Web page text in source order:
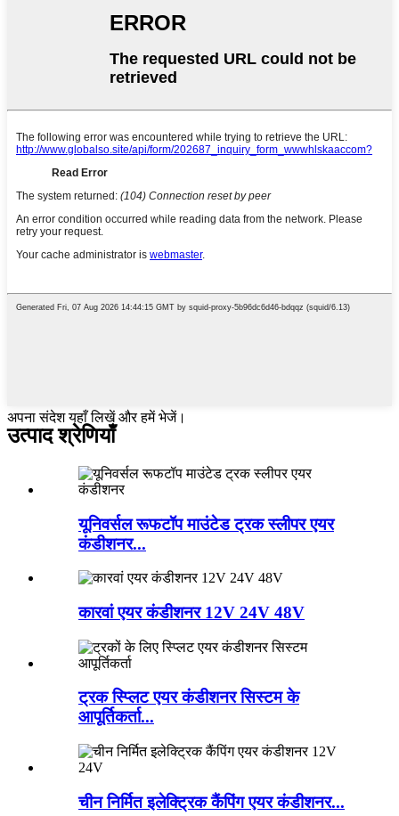
अपना संदेश यहाँ लिखें और हमें भेजें।
उत्पाद श्रेणियाँ
यूनिवर्सल रूफटॉप माउंटेड ट्रक स्लीपर एयर
कंडीशनर...
कारवां एयर कंडीशनर 12V 24V 48V
ट्रक स्प्लिट एयर कंडीशनर सिस्टम के
आपूर्तिकर्ता...
चीन निर्मित इलेक्ट्रिक कैंपिंग एयर कंडीशनर...